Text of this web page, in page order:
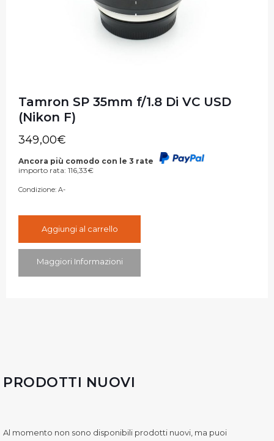
Tamron SP 35mm f/1.8 Di VC USD
(Nikon F)
349,00€
Ancora più comodo con le 3 rate
importo rata: 116,33€
Condizione: A-
Aggiungi al carrello
Maggiori Informazioni
PRODOTTI NUOVI
Al momento non sono disponibili prodotti nuovi, ma puoi